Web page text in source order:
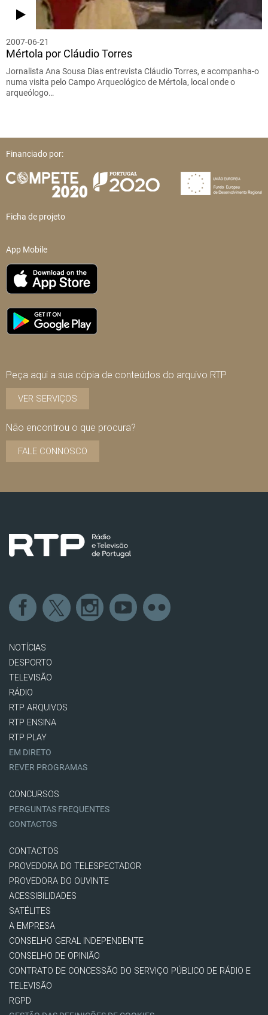
2007-06-21
Mértola por Cláudio Torres
Jornalista Ana Sousa Dias entrevista Cláudio Torres, e acompanha-o
numa visita pelo Campo Arqueológico de Mértola, local onde o
arqueólogo…
Financiado por:
Ficha de projeto
App Mobile
Peça aqui a sua cópia de conteúdos do arquivo RTP
VER SERVIÇOS
Não encontrou o que procura?
FALE CONNOSCO
NOTÍCIAS
DESPORTO
TELEVISÃO
RÁDIO
RTP ARQUIVOS
RTP ENSINA
RTP PLAY
EM DIRETO
REVER PROGRAMAS
CONCURSOS
PERGUNTAS FREQUENTES
CONTACTOS
CONTACTOS
PROVEDORA DO TELESPECTADOR
PROVEDORA DO OUVINTE
ACESSIBILIDADES
SATÉLITES
A EMPRESA
CONSELHO GERAL INDEPENDENTE
CONSELHO DE OPINIÃO
CONTRATO DE CONCESSÃO DO SERVIÇO PÚBLICO DE RÁDIO E
TELEVISÃO
RGPD